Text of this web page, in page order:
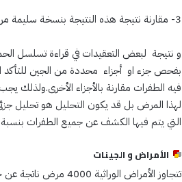
3- مقارنة نتيجة هذه النتيجة بنسخة سليمة من الجين المفحوص.
و نتيجة لبعض التعقيدات في قراءة تسلسل
بفحص جزء او أجزاء محددة من الجين للتأكد
فيه الطفرات مقارنة بالأجزاء الأخرى.ولذلك
لهذا المرض بل قد يكون التحليل هو تحليل
التي يتم فيها الكشف عن جميع الطفرات بنسبة 100%.
الأمراض و الجينات
تتجاوز الأمراض